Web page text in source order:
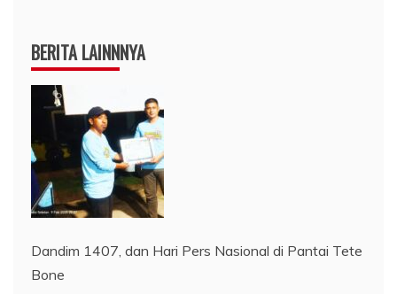
BERITA LAINNNYA
Dandim 1407, dan Hari Pers Nasional di Pantai Tete
Bone